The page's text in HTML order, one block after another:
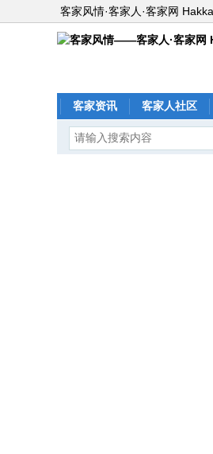
客家风情·客家人·客家网
客家资讯 客家人社区